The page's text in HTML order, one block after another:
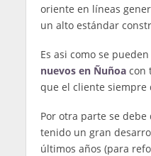
oriente en líneas
un alto estándar
Es asi como se
nuevos en Ñuñoacon
que el cliente siempre
Por otra parte se
tenido un gran
últimos años (para